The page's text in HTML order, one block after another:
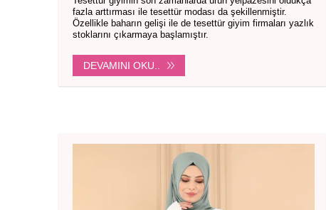
fazla arttırması ile tesettür modası da şekillenmiştir.
Özellikle baharın gelişi ile de tesettür giyim firmaları yazlık
stoklarını çıkarmaya başlamıştır.
DEVAMINI OKU..